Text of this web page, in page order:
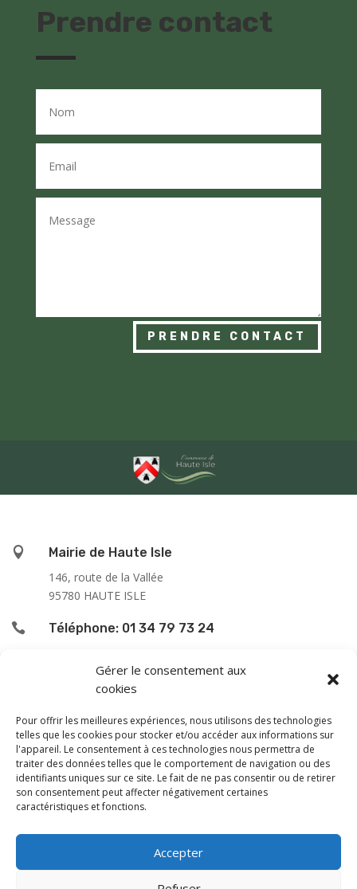
Gérer le consentement aux
cookies
Pour offrir les meilleures expériences, nous utilisons des technologies
telles que les cookies pour stocker et/ou accéder aux informations sur
l'appareil. Le consentement à ces technologies nous permettra de
traiter des données telles que le comportement de navigation ou des
identifiants uniques sur ce site. Le fait de ne pas consentir ou de retirer
son consentement peut affecter négativement certaines
caractéristiques et fonctions.
Accepter
Prendre contact
PRENDRE CONTACT

Mairie de Haute Isle
146, route de la Vallée
95780 HAUTE ISLE
 Téléphone: 01 34 79 73 24
L’accueil du public se fait :
le lundi de 9h00 à 12h00
le jeudi de 13h00 à 16h00
le samedi de 9h00 à 12h00
En dehors de ces horaires, une permanence téléphonique
est assurée le vendredi de 13 à 16 h, sauf les samedi
après-midi et dimanche.
Monsieur le Maire et les adjoints reçoivent sur rendez-